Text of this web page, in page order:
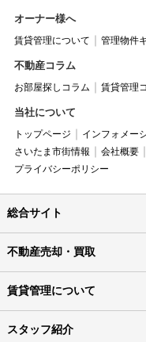
オーナー様へ
賃貸管理について 管理物件
不動産コラム
お部屋探しコラム 賃貸管理
当社について
トップページ インフォメー
さいたま市街情報
会社概要
プライバシーポリシー
総合サイト
不動産売却・買取
賃貸管理について
スタッフ紹介